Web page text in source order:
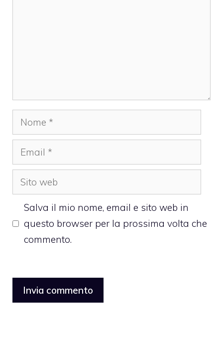
Nome
Email
Sito
web
Salva il mio nome, email e sito web in
questo browser per la prossima volta che
commento.